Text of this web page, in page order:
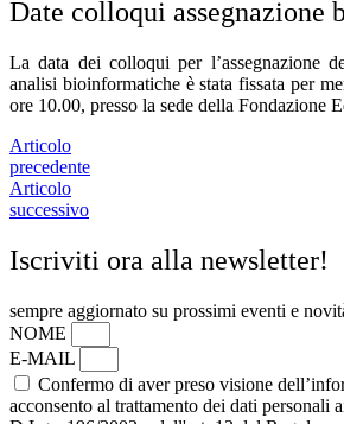
Date colloqui assegnazione
La data dei colloqui per l’assegnazione
analisi bioinformatiche è stata fissata per
ore 10.00, presso la sede della Fondazione
Articolo
precedente
Articolo
successivo
Iscriviti ora alla newsletter!
sempre aggiornato su prossimi eventi e
NOME
E-MAIL
Confermo di aver preso visione
acconsento al trattamento dei dati personali